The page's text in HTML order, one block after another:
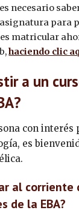
necesario
para
matricular
haciendo clic
a un
con interés
es
al corriente
de la EBA?